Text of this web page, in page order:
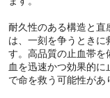
耐久性のある構造と
は、一刻を争うとき
す。高品質の止血帯を
血を迅速かつ効果的
で命を救う可能性があ